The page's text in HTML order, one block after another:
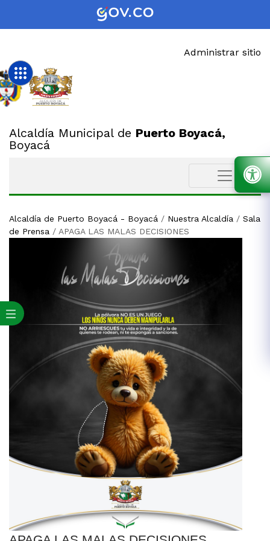
Administrar sitio
Alcaldía Municipal de Puerto Boyacá,
Boyacá
Alcaldía de Puerto Boyacá - Boyacá / Nuestra Alcaldía / Sala
de Prensa / APAGA LAS MALAS DECISIONES